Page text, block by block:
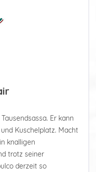
Er kann
Kuschelplatz. Macht
knalligen
trotz seiner
derzeit so